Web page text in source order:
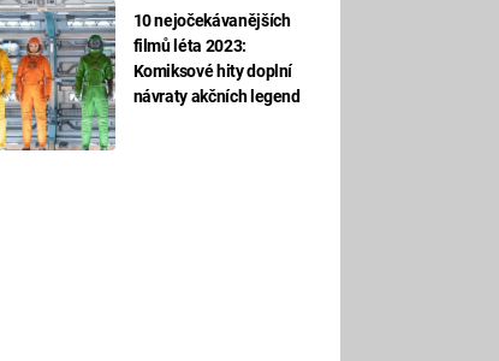
10 nejočekávanějších
filmů léta 2023:
Komiksové hity doplní
návraty akčních legend